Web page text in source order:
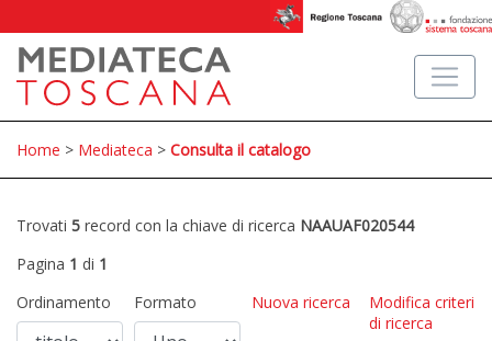
Home > Mediateca > Consulta il catalogo
Trovati 5 record con la chiave di ricerca NAAUAF020544
Pagina 1 di 1
Ordinamento
Formato Nuova ricerca
Modifica criteri
di ricerca